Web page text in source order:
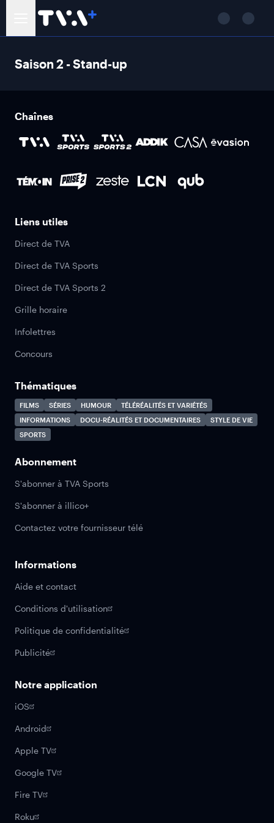
Saison 2 - Stand-up
Chaînes
Liens utiles
Direct de TVA
Direct de TVA Sports
Direct de TVA Sports 2
Grille horaire
Infolettres
Concours
Thématiques
FILMS SÉRIES HUMOUR
TÉLÉRÉALITÉS ET VARIÉTÉS
INFORMATIONS
DOCU-RÉALITÉS ET DOCUMENTAIRES
STYLE DE VIE
SPORTS
Abonnement
S'abonner à TVA Sports
S'abonner à illico+
Contactez votre fournisseur télé
Informations
Aide et contact
Conditions d'utilisation
Politique de confidentialité
Publicité
Notre application
iOS
Android
Apple TV
Google TV
Fire TV
Roku